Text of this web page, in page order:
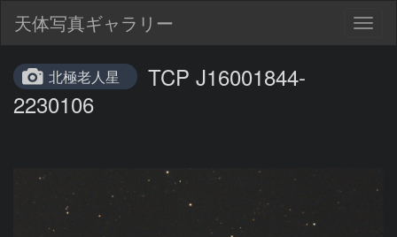
天体写真ギャラリー
北極老人星
TCP J16001844-
2230106